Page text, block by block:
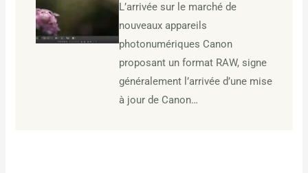
L’arrivée sur le marché de
nouveaux appareils
photonumériques Canon
proposant un format RAW, signe
généralement l’arrivée d’une mise
à jour de Canon…